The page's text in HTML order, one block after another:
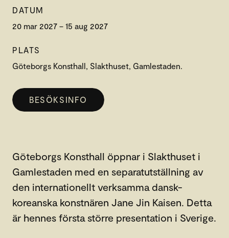
DATUM
20 mar 2027 – 15 aug 2027
PLATS
Göteborgs Konsthall, Slakthuset, Gamlestaden.
BESÖKSINFO
Göteborgs Konsthall öppnar i Slakthuset i
Gamlestaden med en separatutställning av
den internationellt verksamma dansk-
koreanska konstnären Jane Jin Kaisen. Detta
är hennes första större presentation i Sverige.